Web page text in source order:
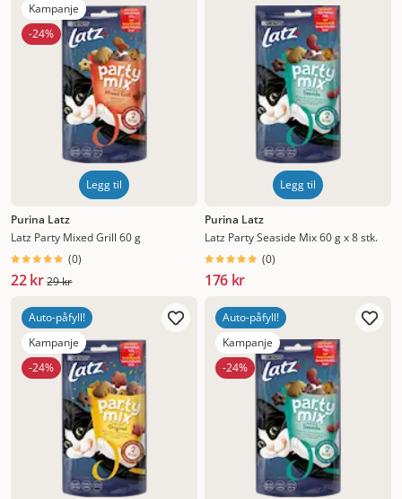
Kampanje
-24%
Legg til
Purina Latz
Latz Party Mixed Grill 60 g
(0)
22 kr 29 kr
Legg til
Purina Latz
Latz Party Seaside Mix 60 g x 8 stk.
(0)
176 kr
Auto-påfyll!
Kampanje
-24%
Auto-påfyll!
Kampanje
-24%